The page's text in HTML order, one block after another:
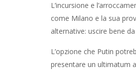
L’incursione e
come Milano e la sua
alternative: uscire bene
L’opzione che Putin
presentare un ultimatum